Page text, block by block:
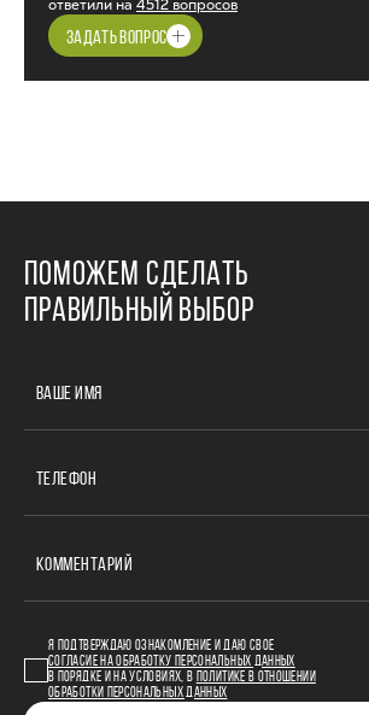
ответили на 4512 вопросов
ЗАДАТЬ ВОПРОС
ПОМОЖЕМ СДЕЛАТЬ
ПРАВИЛЬНЫЙ ВЫБОР
ВАШЕ ИМЯ
ТЕЛЕФОН
КОММЕНТАРИЙ
Я ПОДТВЕРЖДАЮ ОЗНАКОМЛЕНИЕ И ДАЮ СВОЕ
СОГЛАСИЕ НА ОБРАБОТКУ ПЕРСОНАЛЬНЫХ ДАННЫХ
В ПОРЯДКЕ И НА УСЛОВИЯХ, В
ПОЛИТИКЕ В ОТНОШЕНИИ
ОБРАБОТКИ ПЕРСОНАЛЬНЫХ ДАННЫХ